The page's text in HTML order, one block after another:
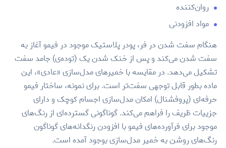
روان‌کننده
مواد افزودنی
هنگام سفت شدن در فر، پودر پلاستیک موجود در فیمو آغاز به
سفت شدن می‌کند و پس از خنک شدن یک (توده‌ی) جامد سفت
تشکیل می‌دهد. در مقایسه با خمیرهای مدل‌سازی «عادی»، این
ماده بطور قابل توجهی سفت‌تر است. برای نمونه، ساختار فیمو
حرفه‌ای (پروفشنال) امکان مدل‌سازی اجسام کوچک و دارای
جزییات ظریف را فراهم می‌کند. گوناگونی گسترده‌ای از رنگ‌های
موجود برای فرآورده‌های فیمو با افزودن رنگدانه‌های گوناگون
رنگ‌های روشن به خمیر مدل‌سازی بوجود آمده است.